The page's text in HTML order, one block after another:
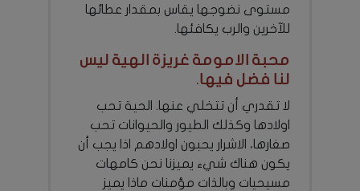
مستوى نضوجها يقاس بمقدار عطائها
للآخرين والرب يكافئها.
محبة الامومة غريزة الهية ليس
لنا فضل فيها.
لا تقدري أن تتخلي عنها. الحية تحب
اولادها وكذلك الطيور والحيوانات تحب
صغارها، الاشرار يحبون اولادهم اذا يجب أن
يكون هناك شيء يميزنا نحن كامهات
مسيحيات وبالذات مؤمنات ماذا يميز